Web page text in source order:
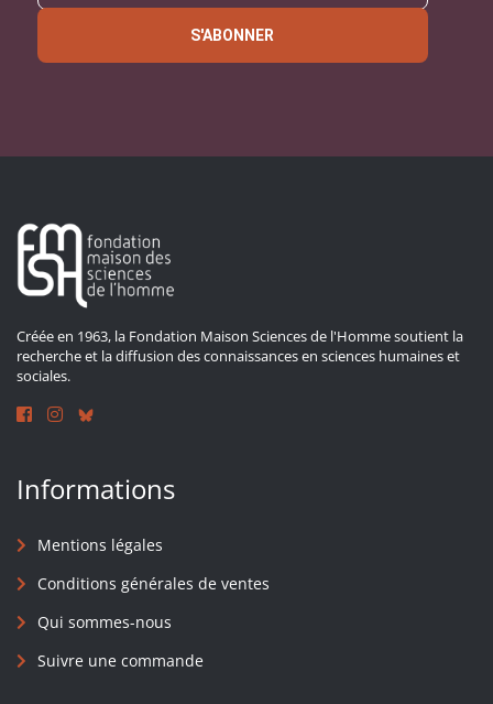
S'ABONNER
Créée en 1963, la Fondation Maison Sciences de l'Homme soutient la
recherche et la diffusion des connaissances en sciences humaines et
sociales.
Informations
Mentions légales
Conditions générales de ventes
Qui sommes-nous
Suivre une commande